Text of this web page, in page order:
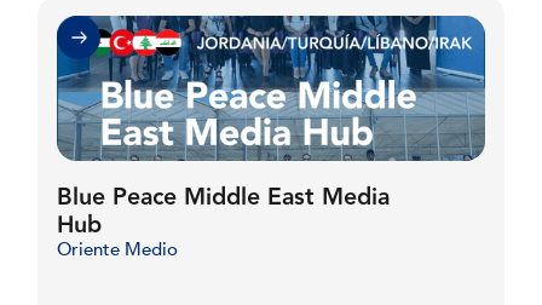
Blue Peace Middle East Media
Hub
Oriente Medio